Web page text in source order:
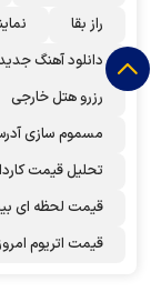
راز بقا
دانلود آهنگ
رزرو هتل خارجی
مسموم سازی
تحلیل قیمت
قیمت لحظه ای
قیمت اتریوم